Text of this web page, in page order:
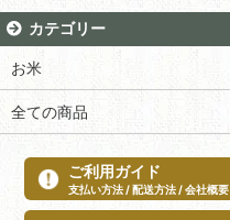
カテゴリー
お米
全ての商品
ご利用ガイド
支払い方法 / 配送方法 / 会社概要